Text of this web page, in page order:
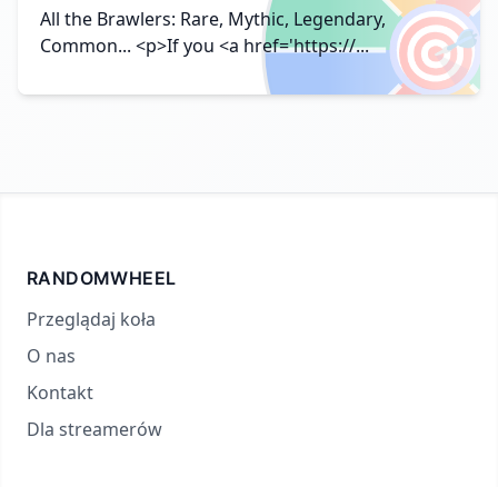
🎯
All the Brawlers: Rare, Mythic, Legendary,
Common... <p>If you <a href='https://...
RANDOMWHEEL
Przeglądaj koła
O nas
Kontakt
Dla streamerów